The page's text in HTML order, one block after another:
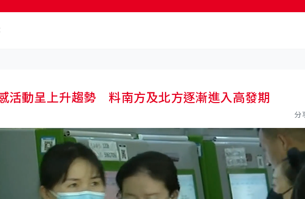
活動呈上升趨勢 料南方及北方逐漸進入高發期
分